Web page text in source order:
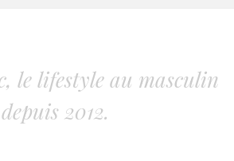
le lifestyle au masculin
depuis 2012.